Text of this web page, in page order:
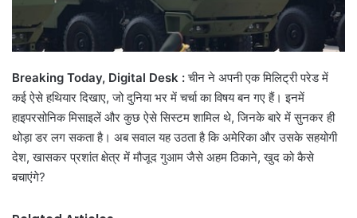
Breaking Today, Digital Desk :चीन ने अपनी एक मिलिट्री परेड में
कई ऐसे हथियार दिखाए, जो दुनिया भर में चर्चा का विषय बन गए हैं। इनमें
हाइपरसोनिक मिसाइलें और कुछ ऐसे सिस्टम शामिल थे, जिनके बारे में सुनकर ही
थोड़ा डर लग सकता है। अब सवाल यह उठता है कि अमेरिका और उसके सहयोगी
देश, खासकर प्रशांत क्षेत्र में मौजूद गुआम जैसे अहम ठिकाने, खुद को कैसे
बचाएंगे?